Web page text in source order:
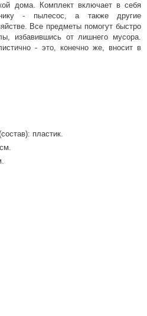
дома. Комплект включает в себя
- пылесос, а также другие
Все предметы помогут быстро
избавившись от лишнего мусора.
- это, конечно же, вносит в
пластик.